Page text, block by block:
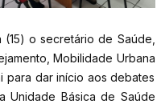
o secretário de Saúde,
Mobilidade Urbana
para dar início aos debates
Unidade Básica de Saúde